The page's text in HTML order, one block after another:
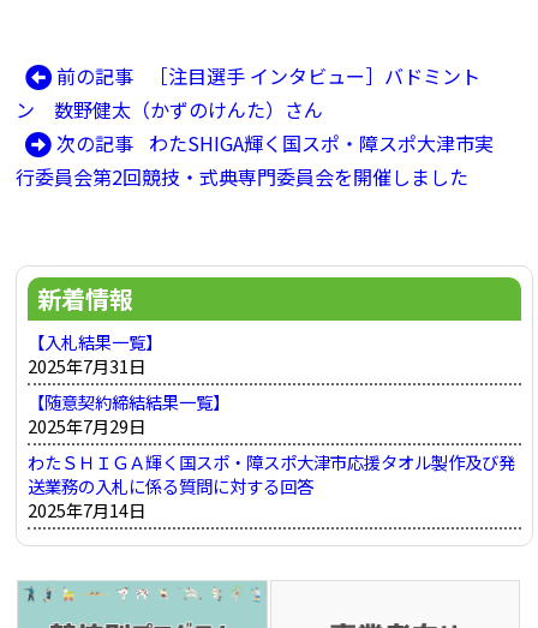
投
稿
ナ
ー
ン
前の記事
前
の
記
事:
［注目選手 インタビュー］バドミント
ン 数野健太（かずのけんた）さん
次の記事 次
の
わたSHIGA輝く国スポ・障スポ大津市実
行委員会第2回競技・式典専門委員会を開催しました
新着情報
【入札結果一覧】
2025年7月31日
【随意契約締結結果一覧】
2025年7月29日
わたＳＨＩＧＡ輝く国スポ・障スポ大津市応援タオル製作及び発
送業務の入札に係る質問に対する回答
2025年7月14日